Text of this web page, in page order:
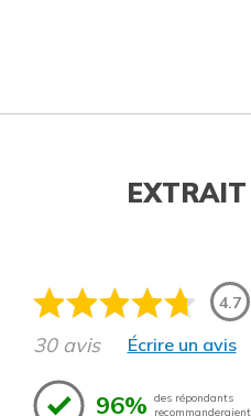
4.7
30 avis Écrire un avis
96% des répondants